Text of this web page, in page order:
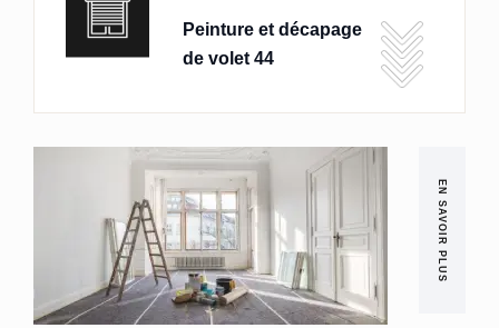
Peinture et décapage
de volet 44
EN SAVOIR PLUS